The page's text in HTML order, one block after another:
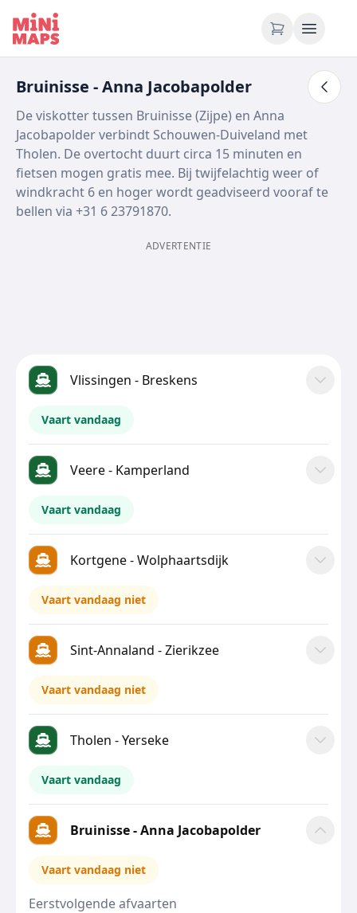
Ga naar inhoud
Bruinisse - Anna Jacobapolder
De viskotter tussen Bruinisse (Zijpe) en Anna
Jacobapolder verbindt Schouwen-Duiveland met
Tholen. De overtocht duurt circa 15 minuten en
fietsen mogen gratis mee. Bij twijfelachtig weer of
windkracht 6 en hoger wordt geadviseerd vooraf te
bellen via +31 6 23791870.
ADVERTENTIE
Vlissingen - Breskens
Vaart vandaag
Veere - Kamperland
Vaart vandaag
Kortgene - Wolphaartsdijk
Vaart vandaag niet
Sint-Annaland - Zierikzee
Vaart vandaag niet
Tholen - Yerseke
Vaart vandaag
Bruinisse - Anna Jacobapolder
Vaart vandaag niet
Eerstvolgende afvaarten